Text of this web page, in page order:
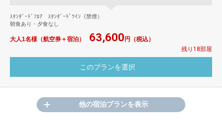
ｽﾀﾝﾀﾞｰﾄﾞﾌﾛｱ ｽﾀﾝﾀﾞｰﾄﾞﾂｲﾝ（禁煙）
朝食あり・夕食なし
大人1名様（航空券＋宿泊） 63,600円（税込）
残り18部屋
他の宿泊プランを表示